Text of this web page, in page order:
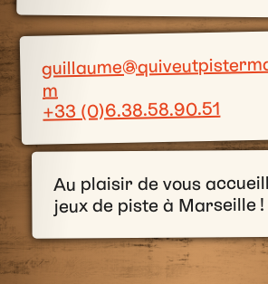
m
+33 (0)6.38.58.90.51
Au plaisir de vous
jeux de piste à Marseille !